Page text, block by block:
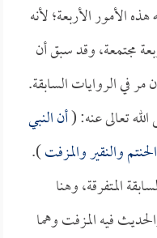
هذه الأمور الأربعة؛ لأنه
مجتمعة، وقد سبق أن
في الروايات السابقة.
تعالى عنه: (أن النبي
والنقير والمزفت).
المتفرقة، وهنا
فيه المزفت وهما